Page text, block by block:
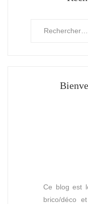
Ce blog est
brico/déco